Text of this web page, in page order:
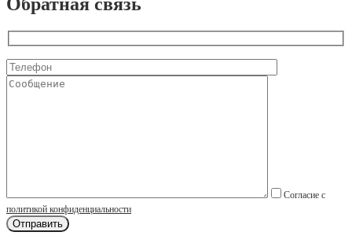
Обратная связь
Согласие с
политикой конфиденциальности